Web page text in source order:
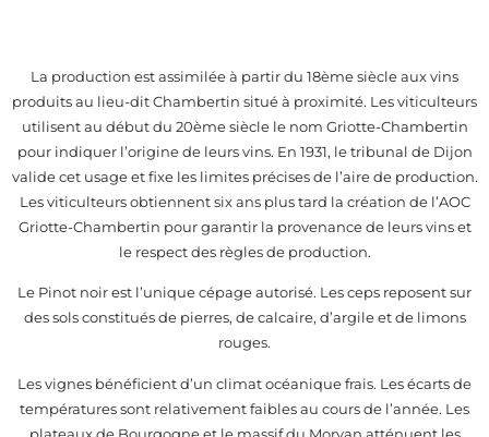
La production est assimilée à partir du 18ème siècle aux vins
produits au lieu-dit Chambertin situé à proximité. Les viticulteurs
utilisent au début du 20ème siècle le nom Griotte-Chambertin
pour indiquer l’origine de leurs vins. En 1931, le tribunal de Dijon
valide cet usage et fixe les limites précises de l’aire de production.
Les viticulteurs obtiennent six ans plus tard la création de l’AOC
Griotte-Chambertin pour garantir la provenance de leurs vins et
le respect des règles de production.
Le Pinot noir est l’unique cépage autorisé. Les ceps reposent sur
des sols constitués de pierres, de calcaire, d’argile et de limons
rouges.
Les vignes bénéficient d’un climat océanique frais. Les écarts de
températures sont relativement faibles au cours de l’année. Les